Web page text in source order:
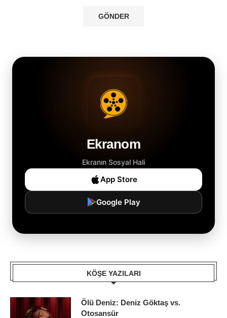
Ekranom
Ekranın Sosyal Hali
App Store
Google Play
KÖŞE YAZILARI
Ölü Deniz: Deniz Göktaş vs.
Otosansür